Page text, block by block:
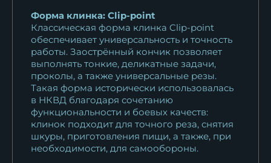
Нож Финка НКВД складная
сталь Elmax...
28 402₽
Нож Финка НКВД складная
сталь 95Х18...
14 608₽
Нож Финка НКВД складная
сталь х12мф...
Форма клинка: Clip-point
Классическая форма клинка Clip-point
обеспечивает универсальность и точность
работы. Заострённый кончик позволяет
выполнять тонкие, деликатные задачи,
проколы, а также универсальные резы.
Такая форма исторически использовалась
в НКВД благодаря сочетанию
функциональности и боевых качеств:
клинок подходит для точного реза, снятия
шкуры, приготовления пищи, а также, при
необходимости, для самообороны.